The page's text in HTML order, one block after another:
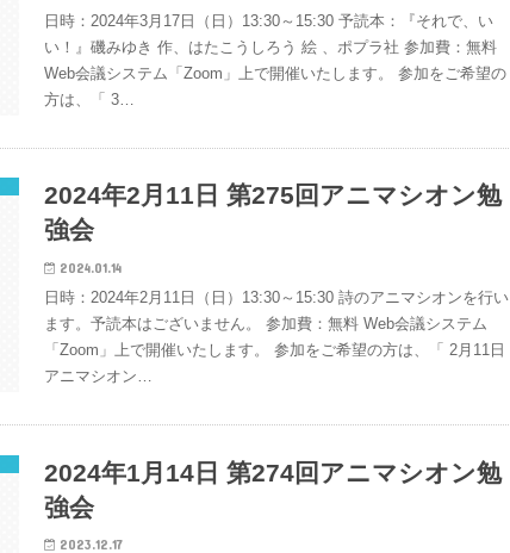
日時：2024年3月17日（日）13:30～15:30 予読本：『それで、い
い！』磯みゆき 作、はたこうしろう 絵 、ポプラ社 参加費：無料
Web会議システム「Zoom」上で開催いたします。 参加をご希望の
方は、「 3…
2024年2月11日 第275回アニマシオン勉
強会
2024.01.14
日時：2024年2月11日（日）13:30～15:30 詩のアニマシオンを行い
ます。予読本はございません。 参加費：無料 Web会議システム
「Zoom」上で開催いたします。 参加をご希望の方は、「 2月11日
アニマシオン…
2024年1月14日 第274回アニマシオン勉
強会
2023.12.17